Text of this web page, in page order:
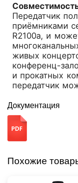
Передатчик
приёмниками
R2100a, и
живых
конференц-
и прокатных
передатчик
Документация
Похожие